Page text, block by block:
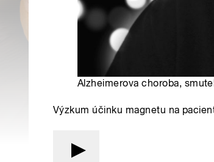
Alzheimerova choroba,
Výzkum účinku magnetu na